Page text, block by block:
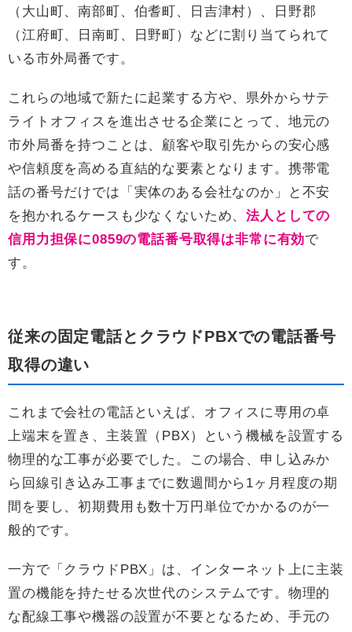
（大山町、南部町、伯耆町、日吉津村）、日野郡
（江府町、日南町、日野町）などに割り当てられて
いる市外局番です。
これらの地域で新たに起業する方や、県外からサテ
ライトオフィスを進出させる企業にとって、地元の
市外局番を持つことは、顧客や取引先からの安心感
や信頼度を高める直結的な要素となります。携帯電
話の番号だけでは「実体のある会社なのか」と不安
を抱かれるケースも少なくないため、法人としての
信用力担保に0859の電話番号取得は非常に有効で
す。
従来の固定電話とクラウドPBXでの電話番号
取得の違い
これまで会社の電話といえば、オフィスに専用の卓
上端末を置き、主装置（PBX）という機械を設置する
物理的な工事が必要でした。この場合、申し込みか
ら回線引き込み工事までに数週間から1ヶ月程度の期
間を要し、初期費用も数十万円単位でかかるのが一
般的です。
一方で「クラウドPBX」は、インターネット上に主装
置の機能を持たせる次世代のシステムです。物理的
な配線工事や機器の設置が不要となるため、手元の